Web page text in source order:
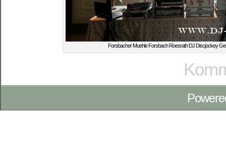
Forsbacher Muehle Forsbach Roesrath DJ Discjockey